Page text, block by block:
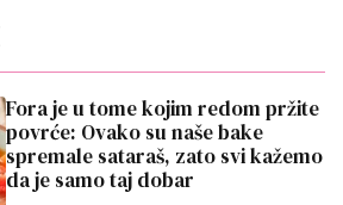
Fora je u tome kojim redom pržite
povrće: Ovako su naše bake
spremale sataraš, zato svi kažemo
da je samo taj dobar